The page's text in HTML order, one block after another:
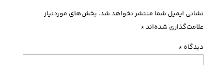
نشانی ایمیل شما منتشر نخواهد شد. بخش‌های موردنیاز
علامت‌گذاری شده‌اند*
دیدگاه*